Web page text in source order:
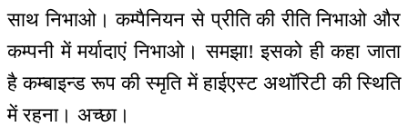
साथ निभाओ। कम्पैनियन से प्रीति की रीति निभाओ और
कम्पनी में मर्यादाएं निभाओ। समझा! इसको ही कहा जाता
है कम्बाइन्ड रूप की स्मृति में हाईएस्ट अथॉरिटी की स्थिति
में रहना। अच्छा।